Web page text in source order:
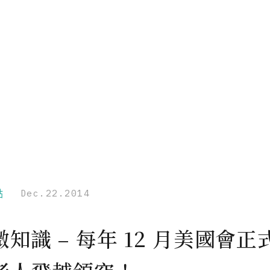
Dec.22.2014
知識 – 每年 12 月美國會正